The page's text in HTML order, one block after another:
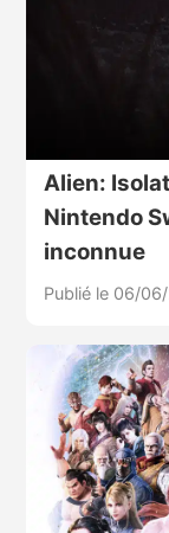
Alien:
Nintendo
inconnue
Publié le 06/